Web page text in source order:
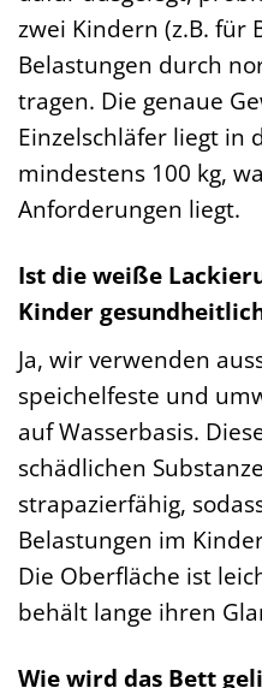
zwei Kindern (z.B. für
Belastungen durch
tragen. Die genaue
Einzelschläfer liegt in
mindestens 100 kg,
Anforderungen liegt.
Ist die weiße
Kinder
Ja, wir verwenden
speichelfeste und
auf Wasserbasis.
schädlichen
strapazierfähig,
Belastungen im
Die Oberfläche ist
behält lange ihren
Wie wird das Bett